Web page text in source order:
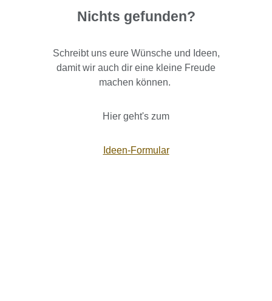
Nichts gefunden?
Schreibt uns eure Wünsche und Ideen,
damit wir auch dir eine kleine Freude
machen können.
Hier geht's zum
Ideen-Formular